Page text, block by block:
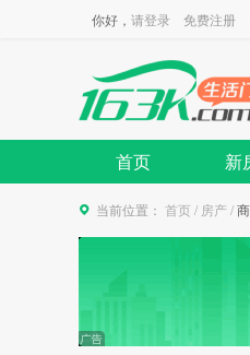
你好， 请登录 免费注册
首页 新
当前位置： 首页 / 房产/